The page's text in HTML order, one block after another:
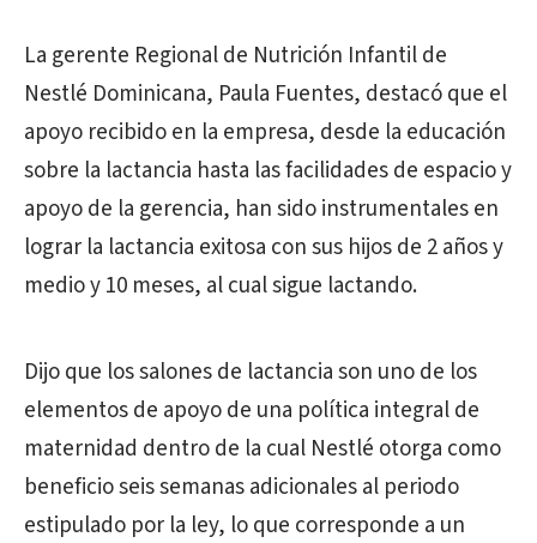
La gerente Regional de Nutrición Infantil de
Nestlé Dominicana, Paula Fuentes, destacó que el
apoyo recibido en la empresa, desde la educación
sobre la lactancia hasta las facilidades de espacio y
apoyo de la gerencia, han sido instrumentales en
lograr la lactancia exitosa con sus hijos de 2 años y
medio y 10 meses, al cual sigue lactando.
Dijo que los salones de lactancia son uno de los
elementos de apoyo de una política integral de
maternidad dentro de la cual Nestlé otorga como
beneficio seis semanas adicionales al periodo
estipulado por la ley, lo que corresponde a un